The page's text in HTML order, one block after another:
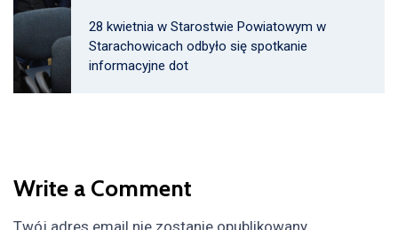
28 kwietnia w Starostwie Powiatowym w
Starachowicach odbyło się spotkanie
informacyjne dot
Write a Comment